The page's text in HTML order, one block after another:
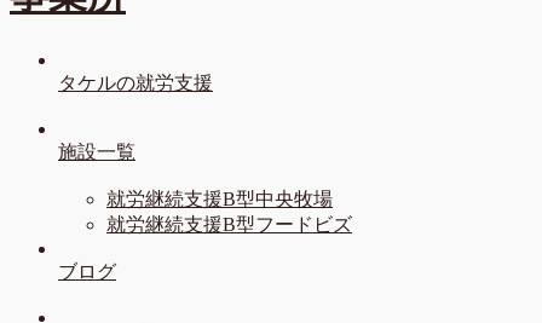
タケルの就労支援
施設一覧
就労継続支援B型中央牧場
就労継続支援B型フードビズ
ブログ